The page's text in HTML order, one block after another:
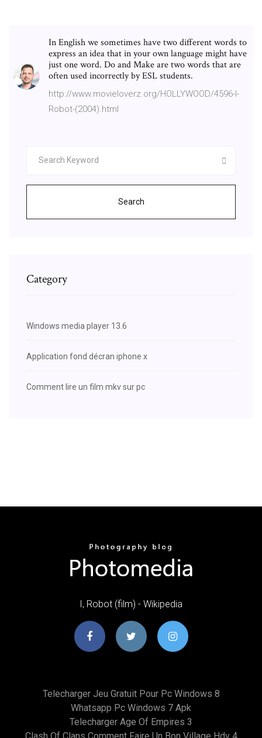
In English we sometimes have two different words to
express an idea that in your own language might have
just one word. Do and Make are two words that are
often used incorrectly by ESL students.
http://www.movieloverz.org/HOLLYWOOD/4596-I-
Robot-(2004).html
Search
Category
Windows media player 13.6
Application fond décran iphone x
Comment lire un film mkv sur pc
I, Robot (film) - Wikipedia
Telecharger Jeu Gratuit Pour Pc Windows 8
Whatsapp Pc Windows 7 Apk
Telecharger Age Of Empires 3